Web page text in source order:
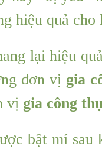
hiệu quả cho
lại hiệu
đơn vị gia
vị gia công
bật mí